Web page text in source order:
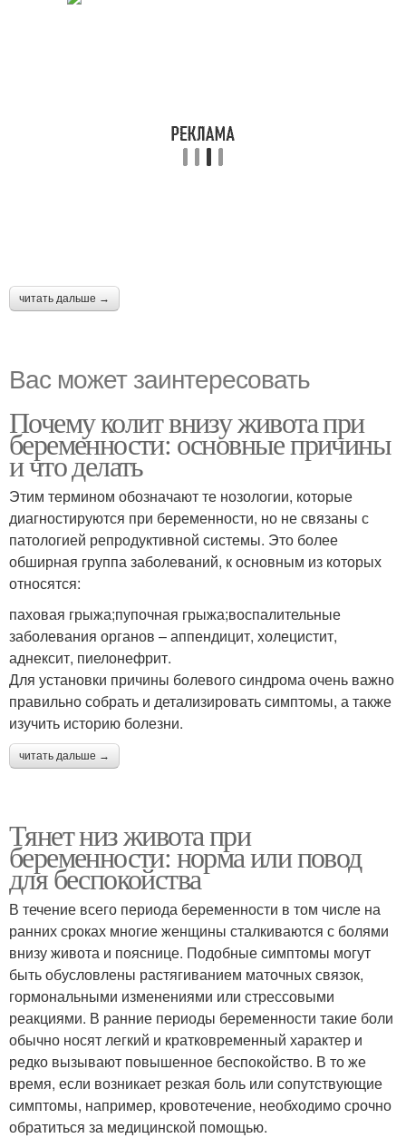
читать дальше →
Вас может заинтересовать
Почему колит внизу живота при
беременности: основные причины
и что делать
Этим термином обозначают те нозологии, которые
диагностируются при беременности, но не связаны с
патологией репродуктивной системы. Это более
обширная группа заболеваний, к основным из которых
относятся:
паховая грыжа;пупочная грыжа;воспалительные
заболевания органов – аппендицит, холецистит,
аднексит, пиелонефрит.
Для установки причины болевого синдрома очень важно
правильно собрать и детализировать симптомы, а также
изучить историю болезни.
читать дальше →
Тянет низ живота при
беременности: норма или повод
для беспокойства
В течение всего периода беременности в том числе на
ранних сроках многие женщины сталкиваются с болями
внизу живота и пояснице. Подобные симптомы могут
быть обусловлены растягиванием маточных связок,
гормональными изменениями или стрессовыми
реакциями. В ранние периоды беременности такие боли
обычно носят легкий и кратковременный характер и
редко вызывают повышенное беспокойство. В то же
время, если возникает резкая боль или сопутствующие
симптомы, например, кровотечение, необходимо срочно
обратиться за медицинской помощью.